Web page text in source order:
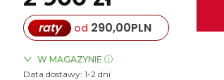
GPS
Swatch
Timex
raty od 290,00PLN
W MAGAZYNIE
ZEGARKI.PL Blue City Warszawa
Data dostawy: 1-2 dni